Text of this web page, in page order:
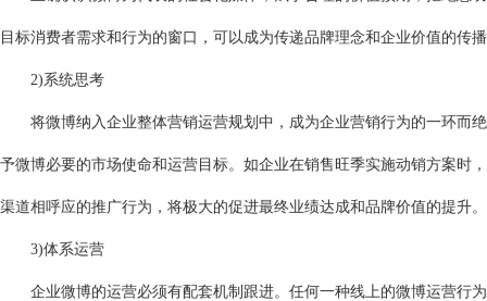
目标消费者需求和行为的窗口，可以成为传递品牌理念和企业价值的传
2)系统思考
将微博纳入企业整体营销运营规划中，成为企业营销行为的一环而绝
予微博必要的市场使命和运营目标。如企业在销售旺季实施动销方案时
渠道相呼应的推广行为，将极大的促进最终业绩达成和品牌价值的提升。
3)体系运营
企业微博的运营必须有配套机制跟进。任何一种线上的微博运营行为